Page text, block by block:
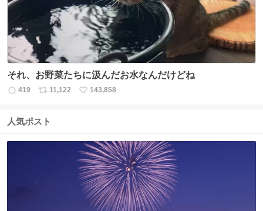
それ、お野菜たちに汲んだお水なんだけどね
返
数
419
リ
ス
11,122
い
143,858
人気ポスト